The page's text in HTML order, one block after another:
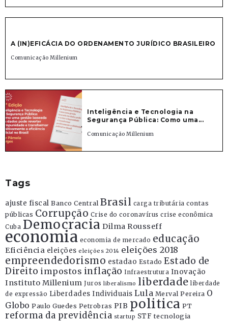
A (IN)EFICÁCIA DO ORDENAMENTO JURÍDICO BRASILEIRO
Comunicação Millenium
Inteligência e Tecnologia na
Segurança Pública: Como uma...
Comunicação Millenium
Tags
ajuste fiscal Banco Central Brasil carga tributária contas
públicas Corrupção Crise do coronavírus crise econômica
Cuba Democracia Dilma Rousseff
economia economia de mercado educação
Eficiência eleições eleições 2014 eleições 2018
empreendedorismo estadao Estado Estado de
Direito impostos inflação Infraestrutura Inovação
Instituto Millenium Juros liberalismo liberdade liberdade
de expressão Liberdades Individuais Lula Merval Pereira O
Globo Paulo Guedes Petrobras PIB politica PT
reforma da previdência startup STF tecnologia